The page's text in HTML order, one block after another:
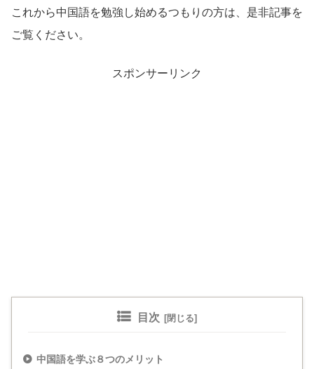
これから中国語を勉強し始めるつもりの方は、是非記事を
ご覧ください。
スポンサーリンク
目次
中国語を学ぶ８つのメリット